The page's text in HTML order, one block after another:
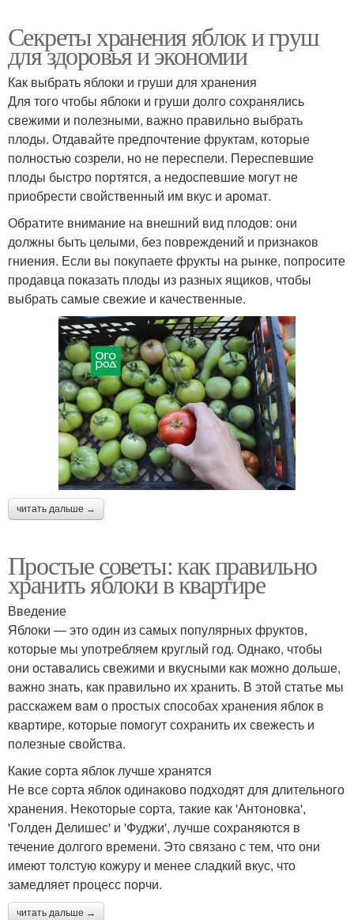
Секреты хранения яблок и груш
для здоровья и экономии
Как выбрать яблоки и груши для хранения
Для того чтобы яблоки и груши долго сохранялись
свежими и полезными, важно правильно выбрать
плоды. Отдавайте предпочтение фруктам, которые
полностью созрели, но не переспели. Переспевшие
плоды быстро портятся, а недоспевшие могут не
приобрести свойственный им вкус и аромат.
Обратите внимание на внешний вид плодов: они
должны быть целыми, без повреждений и признаков
гниения. Если вы покупаете фрукты на рынке, попросите
продавца показать плоды из разных ящиков, чтобы
выбрать самые свежие и качественные.
читать дальше →
Простые советы: как правильно
хранить яблоки в квартире
Введение
Яблоки — это один из самых популярных фруктов,
которые мы употребляем круглый год. Однако, чтобы
они оставались свежими и вкусными как можно дольше,
важно знать, как правильно их хранить. В этой статье мы
расскажем вам о простых способах хранения яблок в
квартире, которые помогут сохранить их свежесть и
полезные свойства.
Какие сорта яблок лучше хранятся
Не все сорта яблок одинаково подходят для длительного
хранения. Некоторые сорта, такие как 'Антоновка',
'Голден Делишес' и 'Фуджи', лучше сохраняются в
течение долгого времени. Это связано с тем, что они
имеют толстую кожуру и менее сладкий вкус, что
замедляет процесс порчи.
читать дальше →